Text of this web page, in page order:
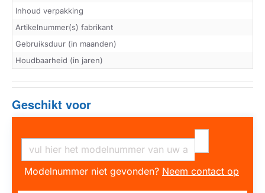
Inhoud verpakking
Artikelnummer(s) fabrikant
Gebruiksduur (in maanden)
Houdbaarheid (in jaren)
Geschikt voor
Modelnummer niet gevonden? Neem contact op